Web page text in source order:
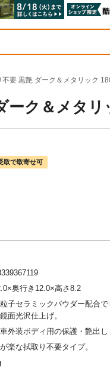
要 黒艶 ダーク＆メタリック
ーク＆メタリ
取で取寄せ可
奥行き12.0×高さ8.2
子セラミックパウダー配合
面光沢仕上げ。
外装ボディ用の保護・艶出し
楽な拭取り不要タイプ。